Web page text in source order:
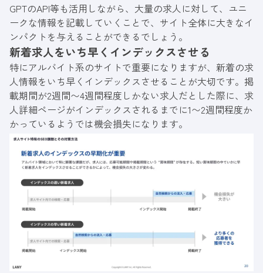
GPTのAPI等も活用しながら、大量の求人に対して、ユニ
ークな情報を記載していくことで、サイト全体に大きなイ
ンパクトを与えることができるでしょう。
新着求人をいち早くインデックスさせる
特にアルバイト系のサイトで重要になりますが、新着の求
人情報をいち早くインデックスさせることが大切です。掲
載期間が2週間〜4週間程度しかない求人だとした際に、求
人詳細ページがインデックスされるまでに1〜2週間程度か
かっているようでは機会損失になります。